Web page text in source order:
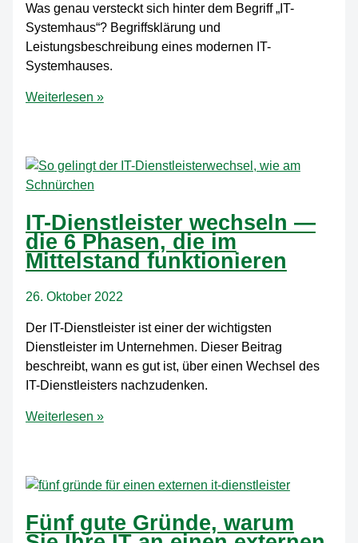
Was genau versteckt sich hinter dem Begriff „IT-
Systemhaus“? Begriffsklärung und
Leistungsbeschreibung eines modernen IT-
Systemhauses.
Was
IT-
Systemhaus?
Weiterlesen »
IT-Dienstleister wechseln —
die 6 Phasen, die im
Mittelstand funktionieren
26. Oktober 2022
Der IT-Dienstleister ist einer der wichtigsten
Dienstleister im Unternehmen. Dieser Beitrag
beschreibt, wann es gut ist, über einen Wechsel des
IT-Dienstleisters nachzudenken.
IT-
—
die
6
Phasen,
Weiterlesen »
Fünf gute Gründe, warum